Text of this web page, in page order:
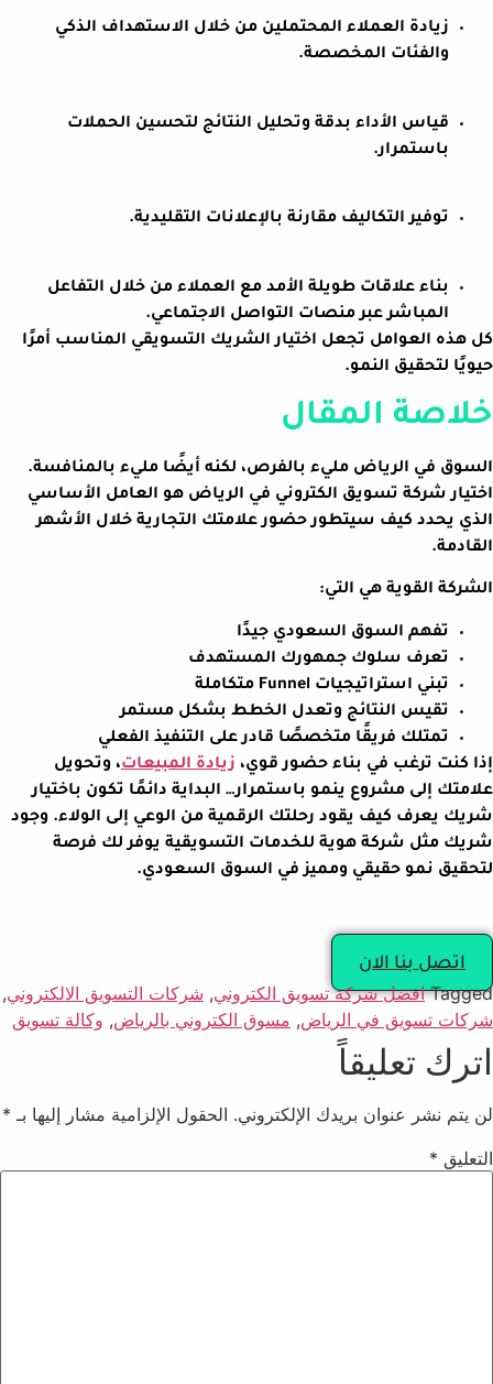
زيادة العملاء المحتملين من خلال الاستهداف الذكي
والفئات المخصصة.
قياس الأداء بدقة وتحليل النتائج لتحسين الحملات
باستمرار.
توفير التكاليف مقارنة بالإعلانات التقليدية.
بناء علاقات طويلة الأمد مع العملاء من خلال التفاعل
المباشر عبر منصات التواصل الاجتماعي.
كل هذه العوامل تجعل اختيار الشريك التسويقي المناسب أمرًا
حيويًا لتحقيق النمو.
خلاصة المقال
السوق في الرياض مليء بالفرص، لكنه أيضًا مليء بالمنافسة.
اختيار شركة تسويق الكتروني في الرياض هو العامل الأساسي
الذي يحدد كيف سيتطور حضور علامتك التجارية خلال الأشهر
القادمة.
الشركة القوية هي التي:
تفهم السوق السعودي جيدًا
تعرف سلوك جمهورك المستهدف
تبني استراتيجيات Funnel متكاملة
تقيس النتائج وتعدل الخطط بشكل مستمر
تمتلك فريقًا متخصصًا قادر على التنفيذ الفعلي
إذا كنت ترغب في بناء حضور قوي، زيادة المبيعات، وتحويل
علامتك إلى مشروع ينمو باستمرار… البداية دائمًا تكون باختيار
شريك يعرف كيف يقود رحلتك الرقمية من الوعي إلى الولاء. وجود
شريك مثل شركة هوية للخدمات التسويقية يوفر لك فرصة
لتحقيق نمو حقيقي ومميز في السوق السعودي.
اتصل بنا الان
Tagged افضل شركة تسويق الكتروني, شركات التسويق الالكتروني,
شركات تسويق في الرياض, مسوق الكتروني بالرياض, وكالة تسويق
اترك تعليقاً
لن يتم نشر عنوان بريدك الإلكتروني. الحقول الإلزامية مشار إليها بـ *
التعليق *